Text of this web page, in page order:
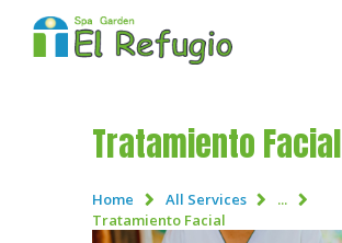
Tratamiento Facial
Home All Services
...
Tratamiento Facial
INICIO
SERVICIOS
¿QUIENES SOMOS?